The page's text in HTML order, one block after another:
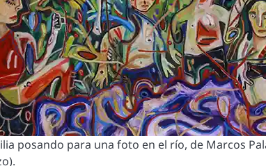
posando para una foto en el río, de Marcos